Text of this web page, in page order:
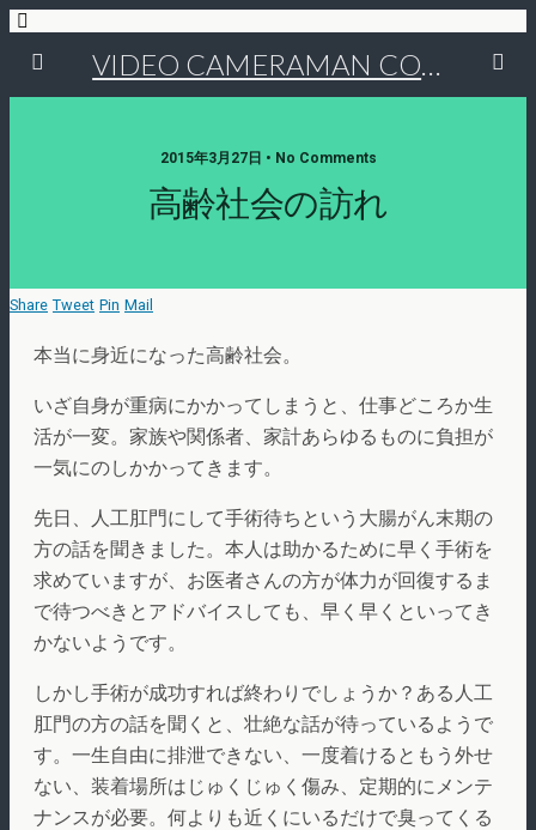
VIDEO CAMERAMAN COMMUNITY
2015年3月27日 • No Comments
高齢社会の訪れ
Share Tweet Pin Mail
本当に身近になった高齢社会。
いざ自身が重病にかかってしまうと、仕事どころか生
活が一変。家族や関係者、家計あらゆるものに負担が
一気にのしかかってきます。
先日、人工肛門にして手術待ちという大腸がん末期の
方の話を聞きました。本人は助かるために早く手術を
求めていますが、お医者さんの方が体力が回復するま
で待つべきとアドバイスしても、早く早くといってき
かないようです。
しかし手術が成功すれば終わりでしょうか？ある人工
肛門の方の話を聞くと、壮絶な話が待っているようで
す。一生自由に排泄できない、一度着けるともう外せ
ない、装着場所はじゅくじゅく傷み、定期的にメンテ
ナンスが必要。何よりも近くにいるだけで臭ってくる